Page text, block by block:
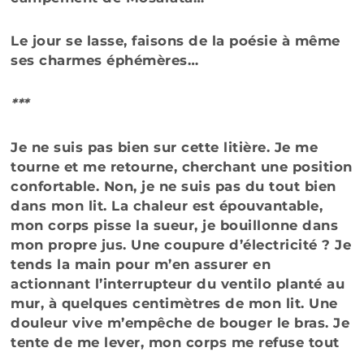
Le jour se lasse, faisons de la poésie à même
ses charmes éphémères…
***
Je ne suis pas bien sur cette litière. Je me
tourne et me retourne, cherchant une position
confortable. Non, je ne suis pas du tout bien
dans mon lit. La chaleur est épouvantable,
mon corps pisse la sueur, je bouillonne dans
mon propre jus. Une coupure d’électricité ? Je
tends la main pour m’en assurer en
actionnant l’interrupteur du ventilo planté au
mur, à quelques centimètres de mon lit. Une
douleur vive m’empêche de bouger le bras. Je
tente de me lever, mon corps me refuse tout